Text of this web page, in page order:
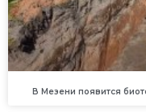
В Мезени появится